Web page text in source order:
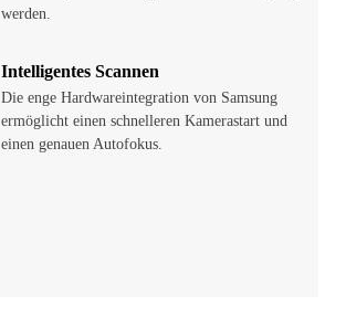
werden.
Intelligentes Scannen
Die enge Hardwareintegration von Samsung
ermöglicht einen schnelleren Kamerastart und
einen genauen Autofokus.